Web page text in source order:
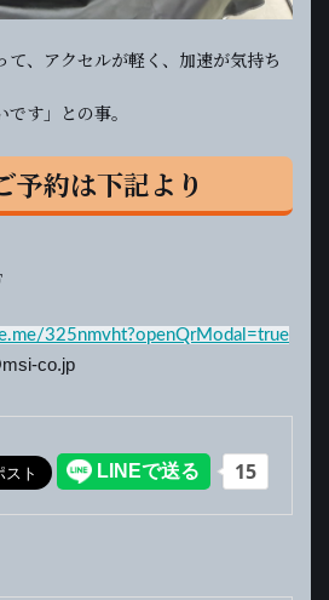
て、アクセルが軽く、加速が気持ち
す」との事。
予約は下記より
325nmvht?openQrModal=true
co.jp